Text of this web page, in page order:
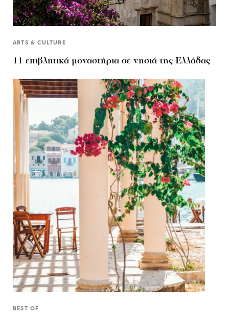
ARTS & CULTURE
11 επιβλητικά μοναστήρια σε νησιά της Ελλάδας
BEST OF